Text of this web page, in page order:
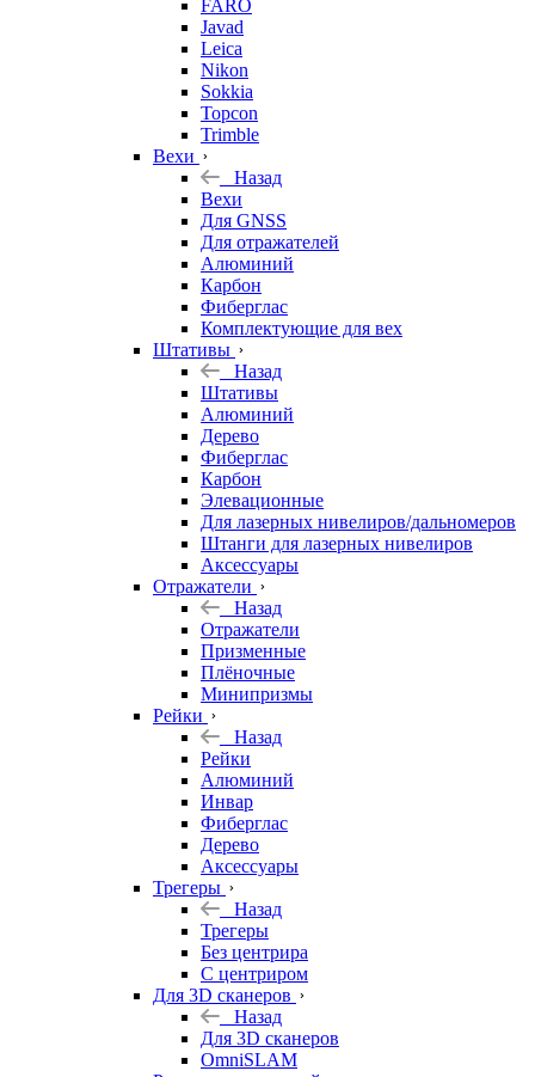
FARO
Javad
Leica
Nikon
Sokkia
Topcon
Trimble
Вехи
Назад
Вехи
Для GNSS
Для отражателей
Алюминий
Карбон
Фиберглас
Комплектующие для вех
Штативы
Назад
Штативы
Алюминий
Дерево
Фиберглас
Карбон
Элевационные
Для лазерных нивелиров/дальномеров
Штанги для лазерных нивелиров
Аксессуары
Отражатели
Назад
Отражатели
Призменные
Плёночные
Минипризмы
Рейки
Назад
Рейки
Алюминий
Инвар
Фиберглас
Дерево
Аксессуары
Трегеры
Назад
Трегеры
Без центрира
С центриром
Для 3D сканеров
Назад
Для 3D сканеров
OmniSLAM